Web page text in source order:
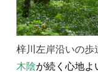
梓川左岸沿いの歩
木陰が続く心地よ